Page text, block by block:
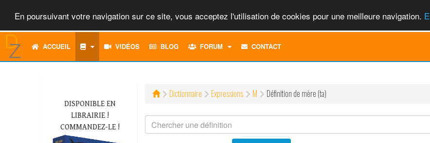
En poursuivant votre navigation sur ce site, vous acceptez l'utilisation de cookies pour une meilleure navigation.
ACCUEIL VIDÉOS BLOG FORUM
TOGGLECONTACT
DISPONIBLE EN
LIBRAIRIE !
COMMANDEZ-LE !
Dictionnaire Expressions M Définition de mère (ta)